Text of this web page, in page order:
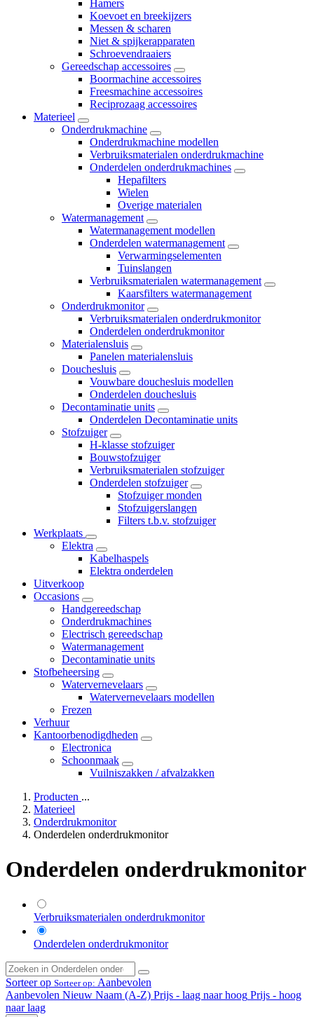
Hamers
Koevoet en breekijzers
Messen & scharen
Niet & spijkerapparaten
Schroevendraaiers
Gereedschap accessoires
Boormachine accessoires
Freesmachine accessoires
Reciprozaag accessoires
Materieel
Onderdrukmachine
Onderdrukmachine modellen
Verbruiksmaterialen onderdrukmachine
Onderdelen onderdrukmachines
Hepafilters
Wielen
Overige materialen
Watermanagement
Watermanagement modellen
Onderdelen watermanagement
Verwarmingselementen
Tuinslangen
Verbruiksmaterialen watermanagement
Kaarsfilters watermanagement
Onderdrukmonitor
Verbruiksmaterialen onderdrukmonitor
Onderdelen onderdrukmonitor
Materialensluis
Panelen materialensluis
Douchesluis
Vouwbare douchesluis modellen
Onderdelen douchesluis
Decontaminatie units
Onderdelen Decontaminatie units
Stofzuiger
H-klasse stofzuiger
Bouwstofzuiger
Verbruiksmaterialen stofzuiger
Onderdelen stofzuiger
Stofzuiger monden
Stofzuigerslangen
Filters t.b.v. stofzuiger
Werkplaats
Elektra
Kabelhaspels
Elektra onderdelen
Uitverkoop
Occasions
Handgereedschap
Onderdrukmachines
Electrisch gereedschap
Watermanagement
Decontaminatie units
Stofbeheersing
Watervernevelaars
Watervernevelaars modellen
Frezen
Verhuur
Kantoorbenodigdheden
Electronica
Schoonmaak
Vuilniszakken / afvalzakken
Producten ...
Materieel
Onderdrukmonitor
Onderdelen onderdrukmonitor
Onderdelen onderdrukmonitor
Verbruiksmaterialen onderdrukmonitor
Onderdelen onderdrukmonitor
Sorteer op Sorteer op: Aanbevolen
Aanbevolen Nieuw Naam (A-Z) Prijs - laag naar hoog Prijs - hoog
naar laag